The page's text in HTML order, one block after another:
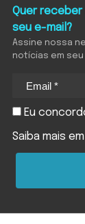
Quer
seu e-mail?
Assine nossa
notícias em seu
Eu
Saiba mais em